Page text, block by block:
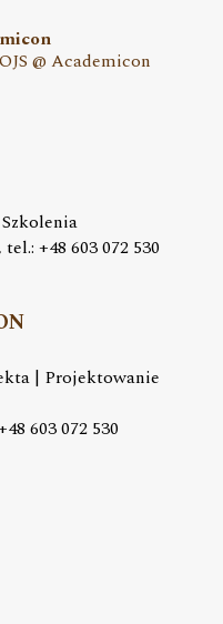
OJS @ Academicon
tel.: +48 603 072 530
| Projektowanie
603 072 530